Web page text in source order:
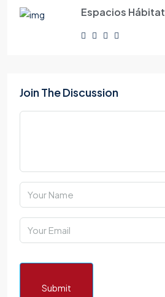
Espacios Hábitat
Join The Discussion
Submit